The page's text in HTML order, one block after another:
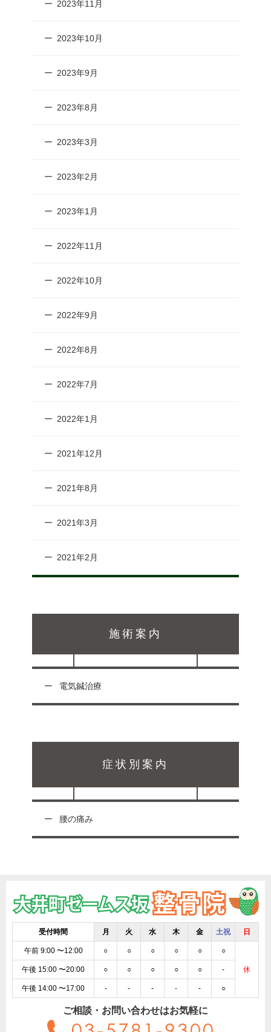
2023年11月
2023年10月
2023年9月
2023年8月
2023年3月
2023年2月
2023年1月
2022年11月
2022年10月
2022年9月
2022年8月
2022年7月
2022年1月
2021年12月
2021年8月
2021年3月
2021年2月
施術案内
電気鍼治療
症状別案内
腰の痛み
受付時間 月 火 水 木 金 土祝 日
午前 9:00 〜12:00 ○ ○ ○ ○ ○ ○
休
午後 15:00 〜20:00 ○ ○ ○ ○ ○ -
午後 14:00 〜17:00 - - - - - ○
ご相談・お問い合わせはお気軽に